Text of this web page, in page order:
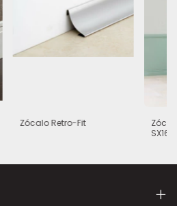
Zócalo Retro-Fit